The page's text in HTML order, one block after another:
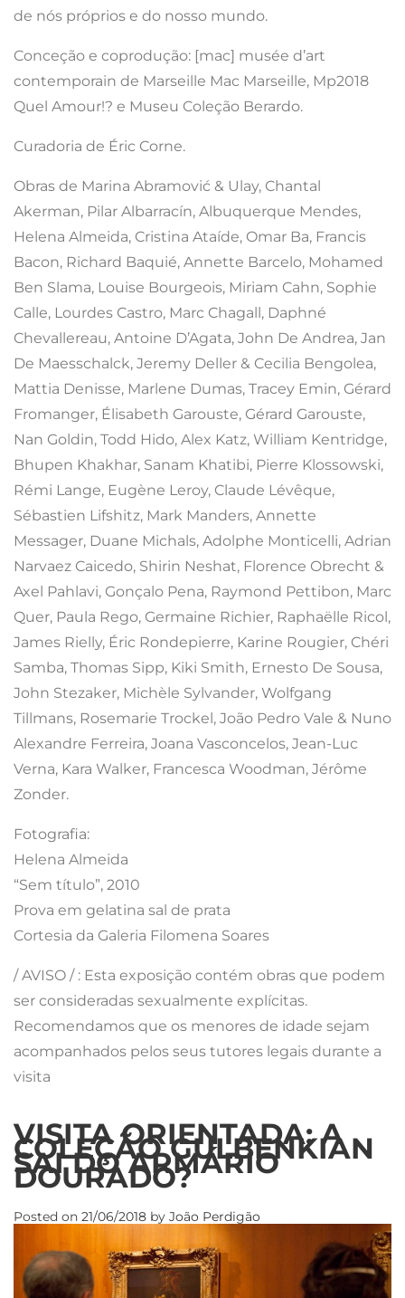
de nós próprios e do nosso mundo.
Conceção e coprodução: [mac] musée d’art
contemporain de Marseille Mac Marseille, Mp2018
Quel Amour!? e Museu Coleção Berardo.
Curadoria de Éric Corne.
Obras de Marina Abramović & Ulay, Chantal
Akerman, Pilar Albarracín, Albuquerque Mendes,
Helena Almeida, Cristina Ataíde, Omar Ba, Francis
Bacon, Richard Baquié, Annette Barcelo, Mohamed
Ben Slama, Louise Bourgeois, Miriam Cahn, Sophie
Calle, Lourdes Castro, Marc Chagall, Daphné
Chevallereau, Antoine D’Agata, John De Andrea, Jan
De Maesschalck, Jeremy Deller & Cecilia Bengolea,
Mattia Denisse, Marlene Dumas, Tracey Emin, Gérard
Fromanger, Élisabeth Garouste, Gérard Garouste,
Nan Goldin, Todd Hido, Alex Katz, William Kentridge,
Bhupen Khakhar, Sanam Khatibi, Pierre Klossowski,
Rémi Lange, Eugène Leroy, Claude Lévêque,
Sébastien Lifshitz, Mark Manders, Annette
Messager, Duane Michals, Adolphe Monticelli, Adrian
Narvaez Caicedo, Shirin Neshat, Florence Obrecht &
Axel Pahlavi, Gonçalo Pena, Raymond Pettibon, Marc
Quer, Paula Rego, Germaine Richier, Raphaëlle Ricol,
James Rielly, Éric Rondepierre, Karine Rougier, Chéri
Samba, Thomas Sipp, Kiki Smith, Ernesto De Sousa,
John Stezaker, Michèle Sylvander, Wolfgang
Tillmans, Rosemarie Trockel, João Pedro Vale & Nuno
Alexandre Ferreira, Joana Vasconcelos, Jean-Luc
Verna, Kara Walker, Francesca Woodman, Jérôme
Zonder.
Fotografia:
Helena Almeida
“Sem título”, 2010
Prova em gelatina sal de prata
Cortesia da Galeria Filomena Soares
/ AVISO / : Esta exposição contém obras que podem
ser consideradas sexualmente explícitas.
Recomendamos que os menores de idade sejam
acompanhados pelos seus tutores legais durante a
visita
VISITA ORIENTADA: A
COLEÇÃO GULBENKIAN
SAI DO ARMÁRIO
DOURADO?
Posted on 21/06/2018 by João Perdigão